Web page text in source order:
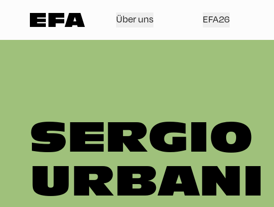
Über uns EFA26
SERGIO
URBANI